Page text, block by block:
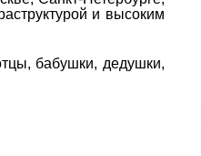
и высоким
бабушки, дедушки,